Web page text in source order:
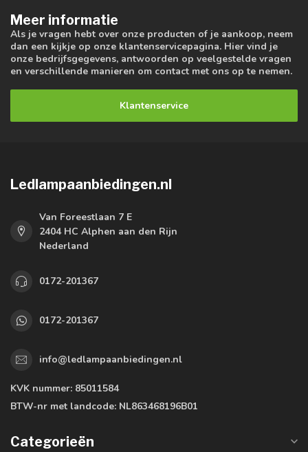
Meer informatie
Als je vragen hebt over onze producten of je aankoop, neem
dan een kijkje op onze klantenservicepagina. Hier vind je
onze bedrijfsgegevens, antwoorden op veelgestelde vragen
en verschillende manieren om contact met ons op te nemen.
Klantenservice
Ledlampaanbiedingen.nl
Van Foreestlaan 7 E
2404 HC Alphen aan den Rijn
Nederland
0172-201367
0172-201367
info@ledlampaanbiedingen.nl
KVK nummer: 85011584
BTW-nr met landcode: NL863468196B01
Categorieën